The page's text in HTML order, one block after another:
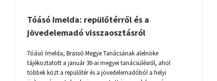
Tóásó Imelda: repülőtérről és a
jövedelemadó visszaosztásról
Tóásó Imelda, Brassó Megye Tanácsának alelnöke
tájékoztatott a január 30-ai megyei tanácsülésről, ahol
többek közt a repülőtér és a jövedelemadóból a helyi